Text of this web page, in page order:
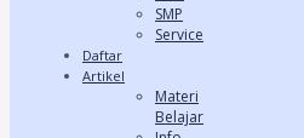
SMP
Service
Daftar
Artikel
Materi
Belajar